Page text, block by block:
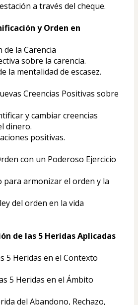
a través del cheque.
y Orden en
de la Carencia
sobre la carencia.
la mentalidad de escasez.
Creencias Positivas sobre
y cambiar creencias
dinero.
positivas.
con un Poderoso Ejercicio
para armonizar el orden y la
del orden en la vida
de las 5 Heridas Aplicadas
5 Heridas en el Contexto
5 Heridas en el Ámbito
del Abandono, Rechazo,